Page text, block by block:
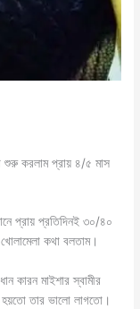
শুরু করলাম প্রায় ৪/৫ মাস
প্রায় প্রতিদিনই ৩০/৪০
কথা বলতাম।
কারন মাইশার স্বামীর
হয়তো তার ভালো লাগতো।